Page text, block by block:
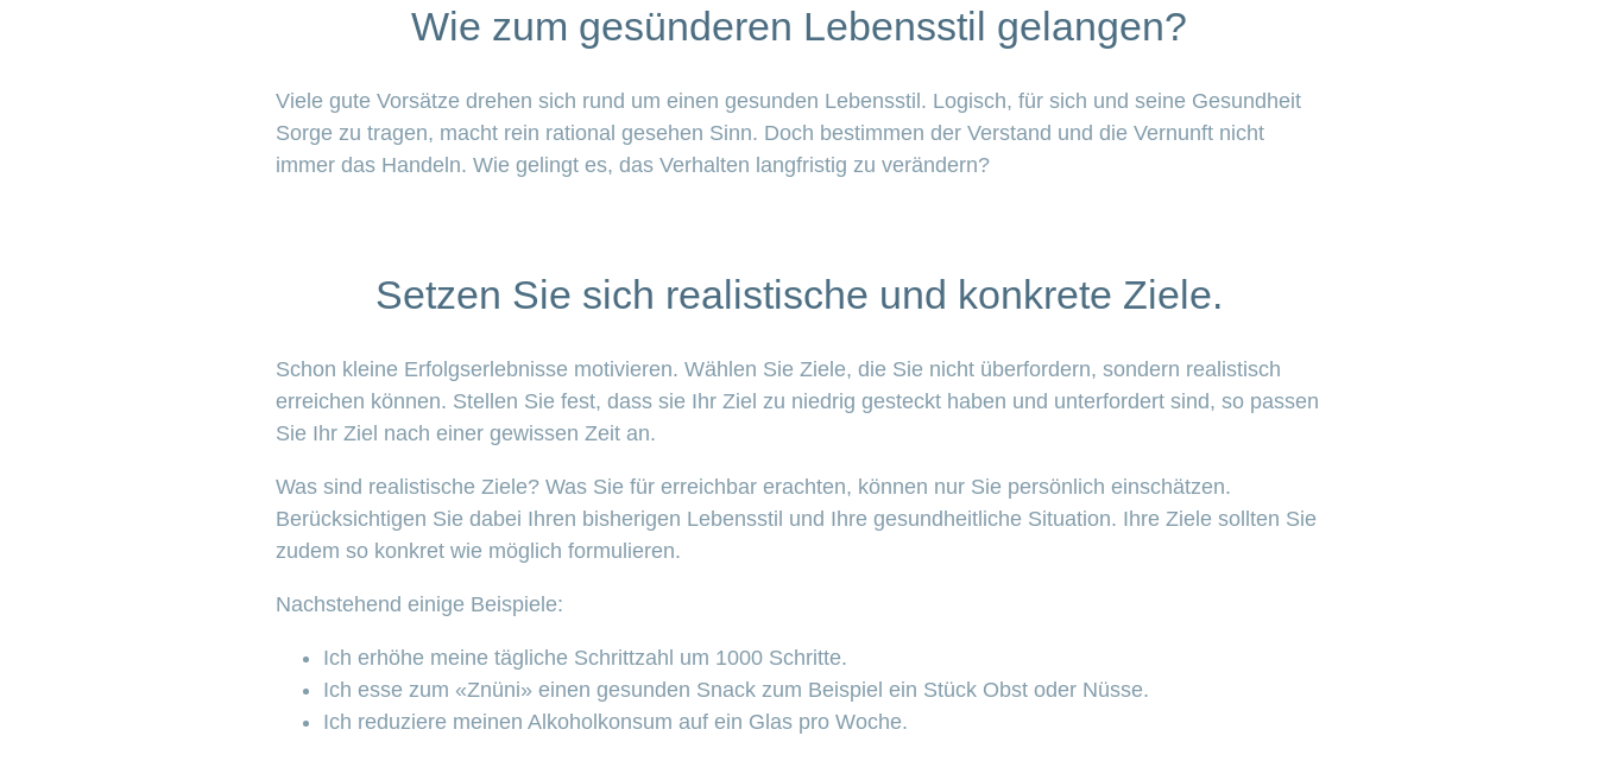
Wie zum gesünderen Lebensstil gelangen?
Viele gute Vorsätze drehen sich rund um einen gesunden Lebensstil. Logisch, für sich und seine Gesundheit
Sorge zu tragen, macht rein rational gesehen Sinn. Doch bestimmen der Verstand und die Vernunft nicht
immer das Handeln. Wie gelingt es, das Verhalten langfristig zu verändern?
Setzen Sie sich realistische und konkrete Ziele.
Schon kleine Erfolgserlebnisse motivieren. Wählen Sie Ziele, die Sie nicht überfordern, sondern realistisch
erreichen können. Stellen Sie fest, dass sie Ihr Ziel zu niedrig gesteckt haben und unterfordert sind, so passen
Sie Ihr Ziel nach einer gewissen Zeit an.
Was sind realistische Ziele? Was Sie für erreichbar erachten, können nur Sie persönlich einschätzen.
Berücksichtigen Sie dabei Ihren bisherigen Lebensstil und Ihre gesundheitliche Situation. Ihre Ziele sollten Sie
zudem so konkret wie möglich formulieren.
Nachstehend einige Beispiele:
Ich erhöhe meine tägliche Schrittzahl um 1000 Schritte.
Ich esse zum «Znüni» einen gesunden Snack zum Beispiel ein Stück Obst oder Nüsse.
Ich reduziere meinen Alkoholkonsum auf ein Glas pro Woche.